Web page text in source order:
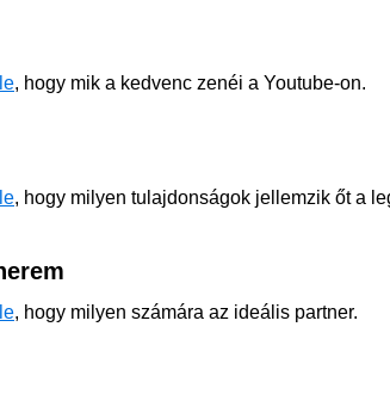
, hogy mik a kedvenc zenéi a Youtube-on.
, hogy milyen tulajdonságok jellemzik őt a
, hogy milyen számára az ideális partner.